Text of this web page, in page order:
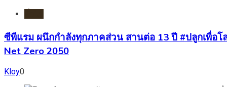
ซีพีแรม ผนึกกำลังทุกภาคส่วน สานต่อ 13 ปี #ปลูกเพื่อ
Net Zero 2050
Kloy0